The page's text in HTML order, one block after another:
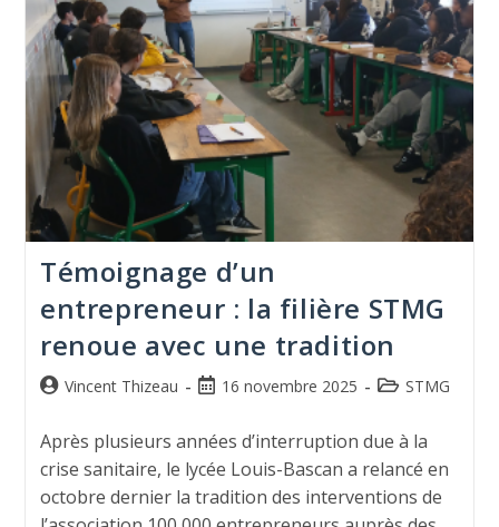
Témoignage d’un
entrepreneur : la filière STMG
renoue avec une tradition
Vincent Thizeau 16 novembre 2025 STMG
Après plusieurs années d’interruption due à la
crise sanitaire, le lycée Louis-Bascan a relancé en
octobre dernier la tradition des interventions de